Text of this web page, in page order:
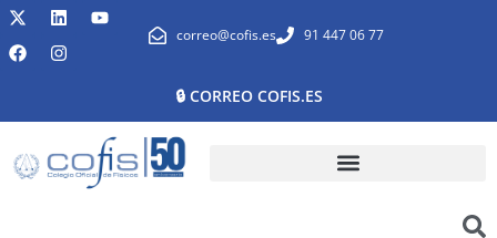
correo@cofis.es 91 447 06 77
🔒 CORREO COFIS.ES